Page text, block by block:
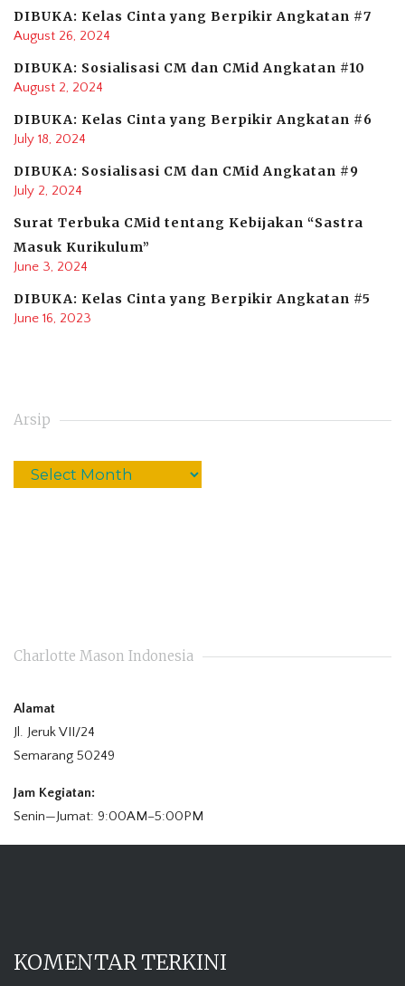
DIBUKA: Kelas Cinta yang Berpikir Angkatan #7
August 26, 2024
DIBUKA: Sosialisasi CM dan CMid Angkatan #10
August 2, 2024
DIBUKA: Kelas Cinta yang Berpikir Angkatan #6
July 18, 2024
DIBUKA: Sosialisasi CM dan CMid Angkatan #9
July 2, 2024
Surat Terbuka CMid tentang Kebijakan “Sastra
Masuk Kurikulum”
June 3, 2024
DIBUKA: Kelas Cinta yang Berpikir Angkatan #5
June 16, 2023
Arsip
Charlotte Mason Indonesia
Alamat
Jl. Jeruk VII/24
Semarang 50249
Jam Kegiatan:
Senin—Jumat: 9:00AM–5:00PM
KOMENTAR TERKINI